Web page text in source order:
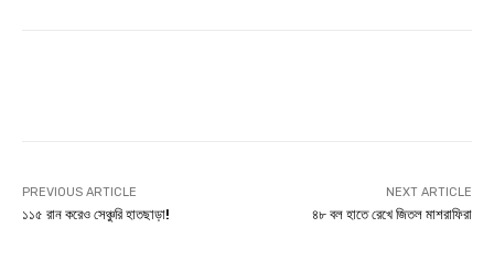
PREVIOUS ARTICLE
১১৫ রান করেও সেঞ্চুরি হাতছাড়া!
NEXT ARTICLE
৪৮ বল হাতে রেখে জিতল মাশরাফিরা